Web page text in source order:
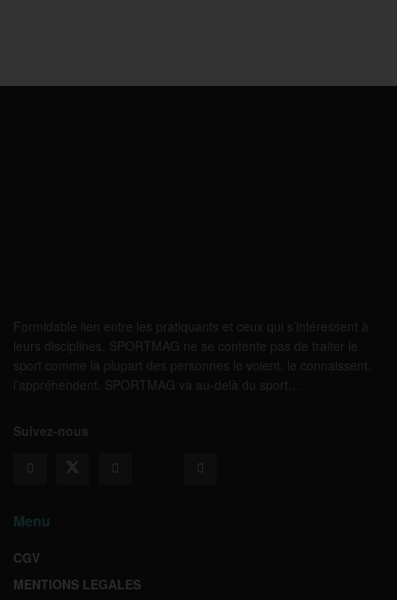
Formidable lien entre les pratiquants et ceux qui s’intéressent à
leurs disciplines, SPORTMAG ne se contente pas de traiter le
sport comme la plupart des personnes le voient, le connaissent,
l’appréhendent. SPORTMAG va au-delà du sport…
Suivez-nous
Menu
CGV
MENTIONS LEGALES